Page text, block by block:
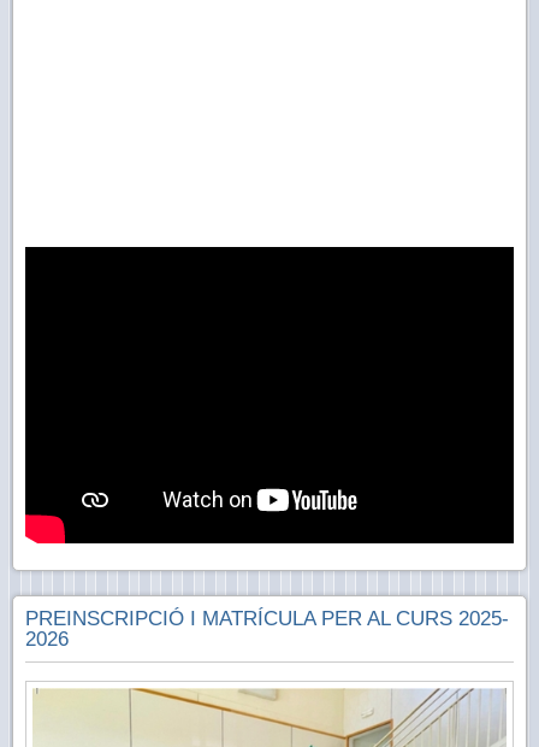
PREINSCRIPCIÓ I MATRÍCULA PER AL CURS 2025-
2026